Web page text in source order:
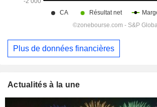
Plus de données financières
Actualités à la une